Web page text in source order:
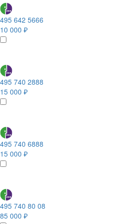
495 642 5666
10 000 ₽
495 740 2888
15 000 ₽
495 740 6888
15 000 ₽
495 740 80 08
85 000 ₽